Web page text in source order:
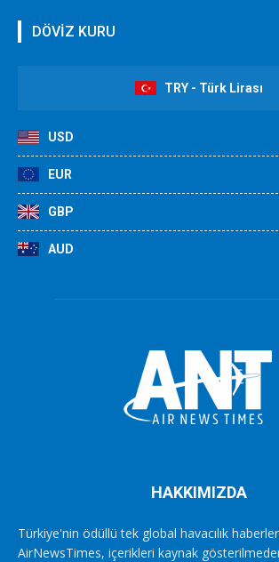
DÖVİZ KURU
TRY - Türk Lirası
USD
EUR
GBP
AUD
HAKKIMIZDA
Türkiye'nin ödüllü tek global havacılık
AirNewsTimes, içerikleri kaynak